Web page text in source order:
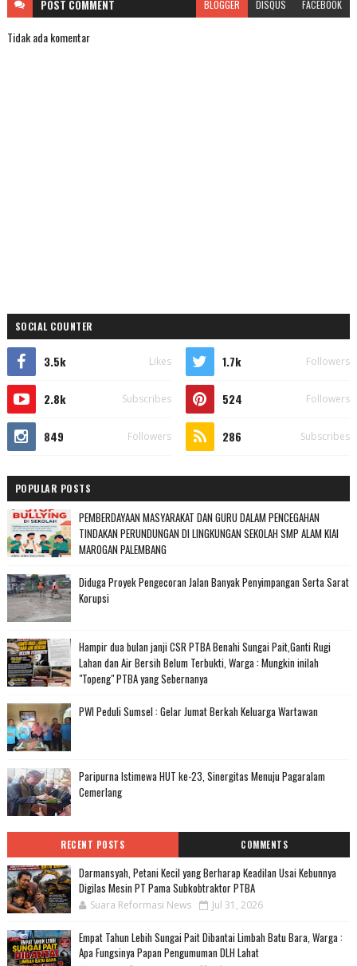
POST COMMENT BLOGGER DISQUS FACEBOOK
Tidak ada komentar
SOCIAL COUNTER
3.5k Likes 1.7k Followers
2.8k Subscribes 524 Followers
849 Followers 286 Subscribes
POPULAR POSTS
PEMBERDAYAAN MASYARAKAT DAN GURU DALAM PENCEGAHAN
TINDAKAN PERUNDUNGAN DI LINGKUNGAN SEKOLAH SMP ALAM KIAI
MAROGAN PALEMBANG
Diduga Proyek Pengecoran Jalan Banyak Penyimpangan Serta Sarat
Korupsi
Hampir dua bulan janji CSR PTBA Benahi Sungai Pait,Ganti Rugi
Lahan dan Air Bersih Belum Terbukti, Warga : Mungkin inilah
"Topeng" PTBA yang Sebernanya
PWI Peduli Sumsel : Gelar Jumat Berkah Keluarga Wartawan
Paripurna Istimewa HUT ke-23, Sinergitas Menuju Pagaralam
Cemerlang
RECENT POSTS COMMENTS
Darmansyah, Petani Kecil yang Berharap Keadilan Usai Kebunnya
Digilas Mesin PT Pama Subkobtraktor PTBA
Suara Reformasi News Jul 31, 2026
Empat Tahun Lebih Sungai Pait Dibantai Limbah Batu Bara, Warga :
Apa Fungsinya Papan Pengumuman DLH Lahat